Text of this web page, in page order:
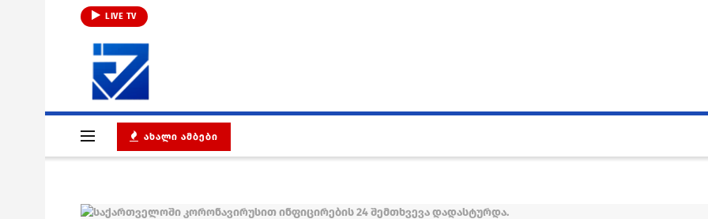
LIVE TV
ᲐᲮᲐᲚᲘ ᲐᲛᲑᲔᲑᲘ